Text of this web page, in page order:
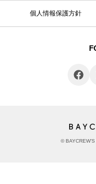
個人情報保護方針
©